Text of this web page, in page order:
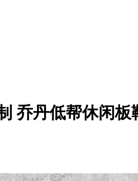
乔丹低帮休闲板